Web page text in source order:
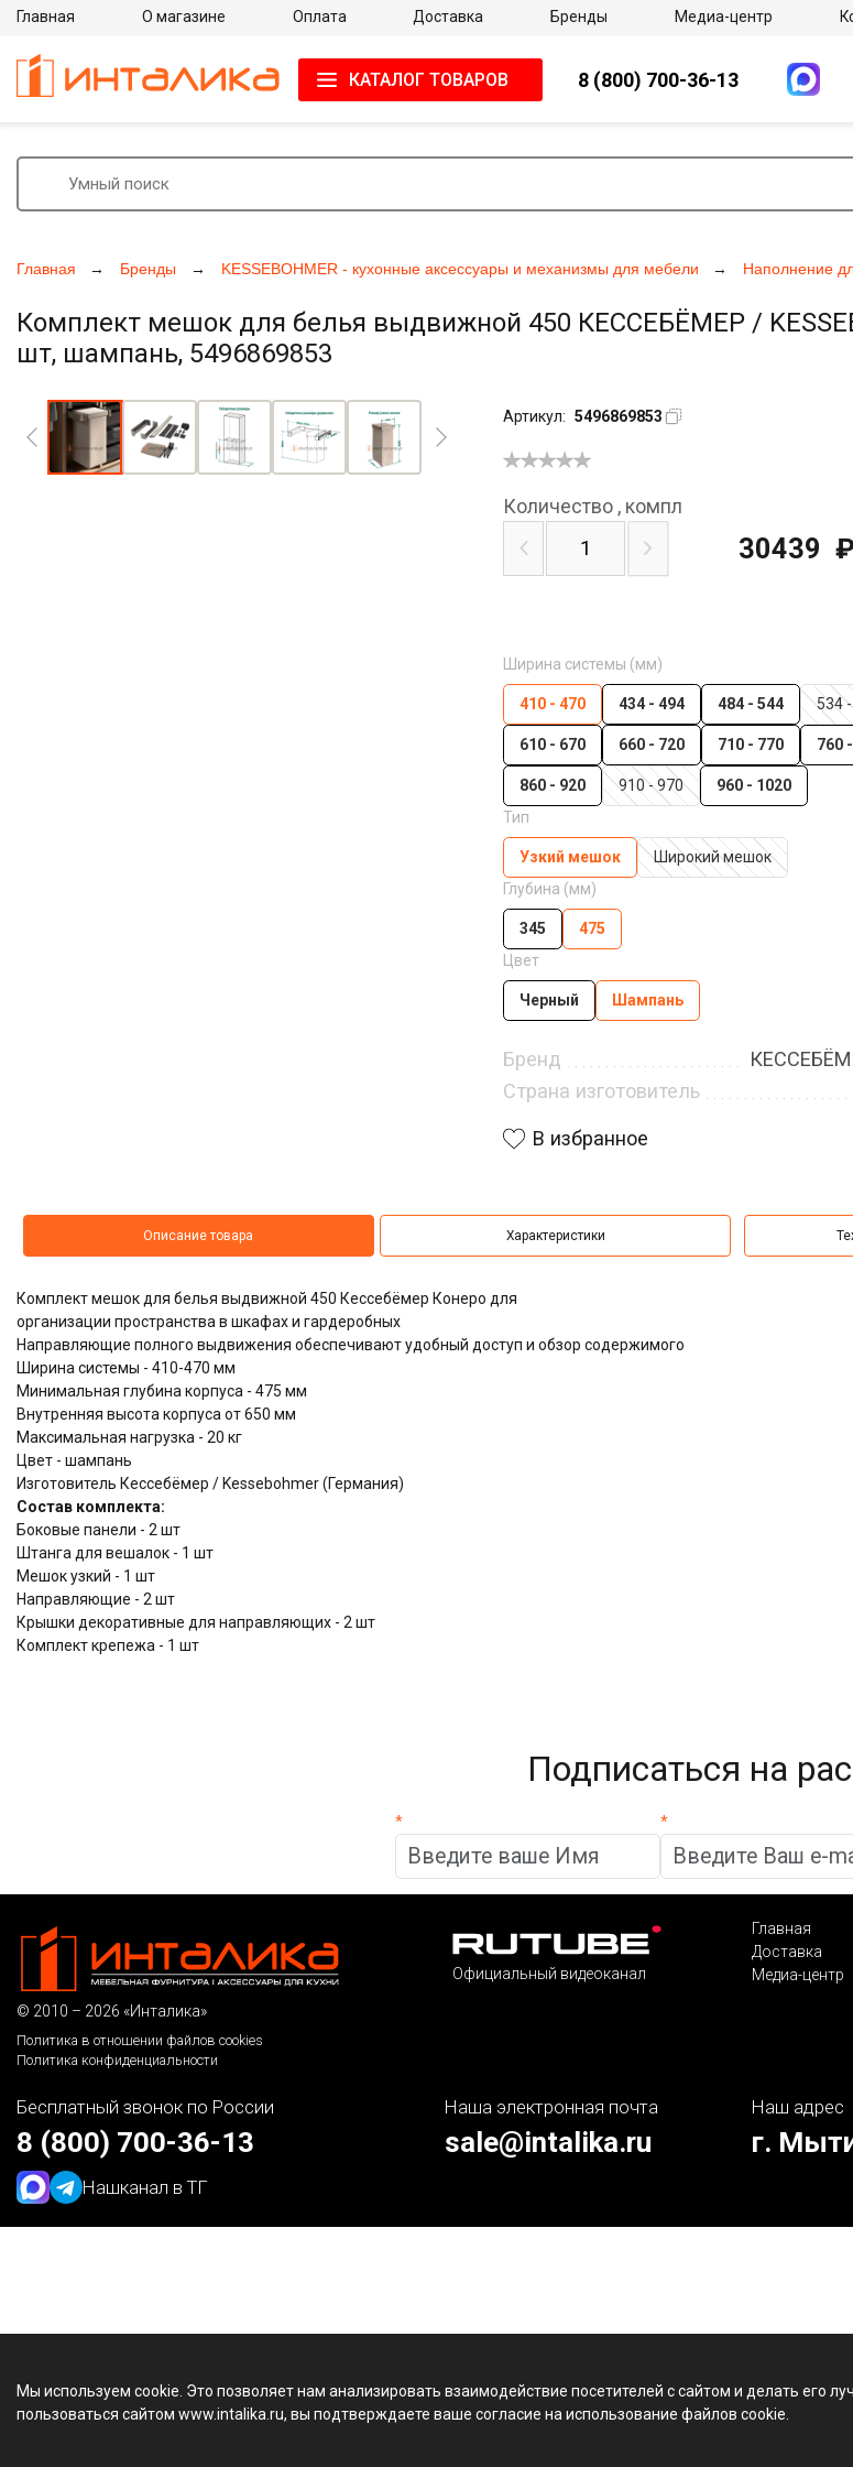
Главная Бренды KESSEBOHMER - кухонные аксессуары и механизмы для мебели Наполнение
Комплект мешок для белья выдвижной 450 КЕССЕБЁМЕР /
шт, шампань, 5496869853
Артикул: 5496869853
Ширина системы (мм)
410 - 470 434 - 494 484 - 544 534
610 - 670 660 - 720 710 - 770 760
860 - 920 910 - 970
960 - 1020
Тип
Узкий мешок
Широкий мешок
Глубина (мм)
345
475
Цвет
Черный Шампань
Бренд
Страна изготовитель
Количество , компл
30439 ₽
В избранное
Описание товара Характеристики
Комплект мешок для белья выдвижной 450 Кессебёмер Конеро для
организации пространства в шкафах и гардеробных
Направляющие полного выдвижения обеспечивают удобный доступ и обзор содержимого
Ширина системы - 410-470 мм
Минимальная глубина корпуса - 475 мм
Внутренняя высота корпуса от 650 мм
Максимальная нагрузка - 20 кг
Цвет - шампань
Изготовитель Кессебёмер / Kessebohmer (Германия)
Состав комплекта:
Боковые панели - 2 шт
Штанга для вешалок - 1 шт
Мешок узкий - 1 шт
Направляющие - 2 шт
Крышки декоративные для направляющих - 2 шт
Комплект крепежа - 1 шт
Главная О магазине Оплата Доставка Бренды Медиа-центр
КАТАЛОГ ТОВАРОВ 8 (800) 700-36-13
Подписаться на
* *
Мы используем cookie. Это позволяет нам анализировать взаимодействие посетителей с сайтом и делать его
пользоваться сайтом www.intalika.ru, вы подтверждаете ваше согласие на использование файлов cookie.
© 2010 – 2026 «Инталика»
Политика в отношении файлов cookies
Политика конфиденциальности
Официальный видеоканал
Главная
Доставка
Медиа-центр
Бесплатный звонок по России
8 (800) 700-36-13
Нашканал в ТГ
Наша электронная почта
sale@intalika.ru
Наш адрес
г.